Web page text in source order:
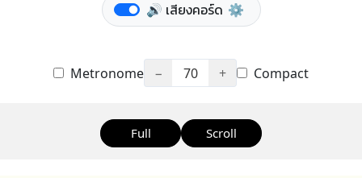
🔊 เสียงคอร์ด ⚙️
Metronome − 70 + Compact
Full Scroll